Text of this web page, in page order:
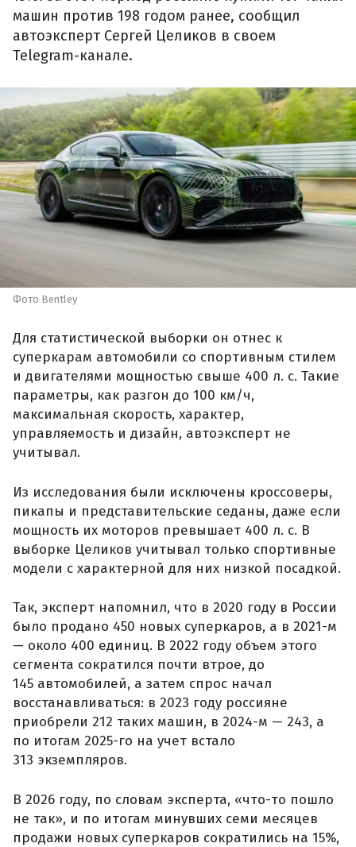
машин против 198 годом ранее, сообщил
автоэксперт Сергей Целиков в своем
Telegram-канале.
Фото Bentley
Для статистической выборки он отнес к
суперкарам автомобили со спортивным стилем
и двигателями мощностью свыше 400 л. с. Такие
параметры, как разгон до 100 км/ч,
максимальная скорость, характер,
управляемость и дизайн, автоэксперт не
учитывал.
Из исследования были исключены кроссоверы,
пикапы и представительские седаны, даже если
мощность их моторов превышает 400 л. с. В
выборке Целиков учитывал только спортивные
модели с характерной для них низкой посадкой.
Так, эксперт напомнил, что в 2020 году в России
было продано 450 новых суперкаров, а в 2021-м
— около 400 единиц. В 2022 году объем этого
сегмента сократился почти втрое, до
145 автомобилей, а затем спрос начал
восстанавливаться: в 2023 году россияне
приобрели 212 таких машин, в 2024-м — 243, а
по итогам 2025-го на учет встало
313 экземпляров.
В 2026 году, по словам эксперта, «что-то пошло
не так», и по итогам минувших семи месяцев
продажи новых суперкаров сократились на 15%,